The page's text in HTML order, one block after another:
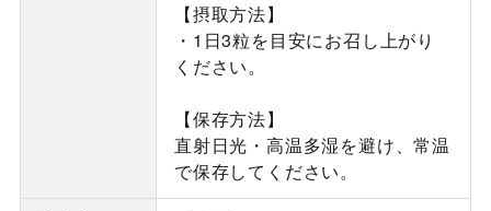
【摂取方法】
・1日3粒を目安にお召し上がり
ください。
【保存方法】
直射日光・高温多湿を避け、常温
で保存してください。